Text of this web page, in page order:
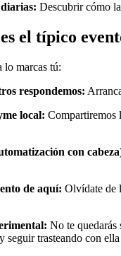
Descubrir cómo
el típico
lo marcas tú:
respondemos:
local: Compartiremos
con
de aquí: Olvídate de
No te quedarás
seguir trasteando con